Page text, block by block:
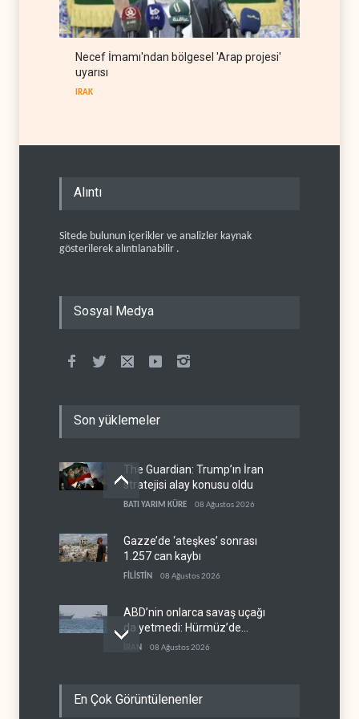
Necef İmamı'ndan bölgesel 'Arap projesi'
uyarısı
IRAK
Alıntı
Sitede bulunun içerikler ve analizler kaynak
gösterilerek alıntılanabilir .
Sosyal Medya
Son yüklemeler
The Guardian: Trump’ın İran
stratejisi alay konusu oldu
BATI YARIM KÜRE 08 Ağustos 2026
Gazze’de ‘ateşkes’ sonrası
1.257 can kaybı
FİLİSTİN 08 Ağustos 2026
ABD’nin onlarca savaş uçağı
da yetmedi: Hürmüz’de
gemi vuruldu
İRAN 08 Ağustos 2026
'Arap projesi' uyarısı
En Çok Görüntülenenler